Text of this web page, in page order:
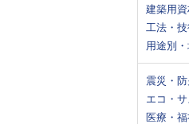
建築用
工法・
用途別・
震災・
エコ・
医療・